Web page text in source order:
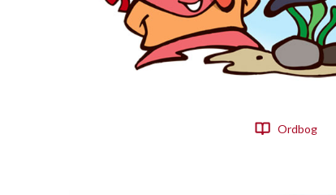
Ordbog